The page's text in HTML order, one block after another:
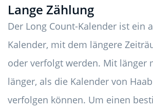
Lange Zählung
Der Long Count-Kalender ist ein
Kalender, mit dem längere
oder verfolgt werden. Mit länger
länger, als die Kalender von
verfolgen können. Um einen